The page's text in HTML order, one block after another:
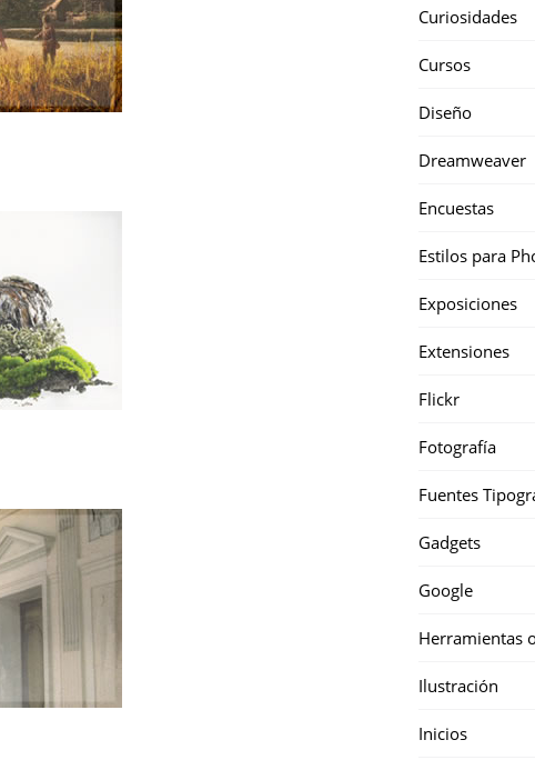
Curiosidades
Cursos
Diseño
Dreamweaver
Encuestas
Estilos para
Exposiciones
Extensiones
Flickr
Fotografía
Fuentes
Gadgets
Google
Herramientas
Ilustración
Inicios